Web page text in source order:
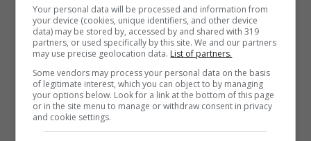
donne, ma che non è mai stata presente nel
romanzo di Jane Austin.
Your personal data will be processed and information from
your device (cookies, unique identifiers, and other device
data) may be stored by, accessed by and shared with 319
partners, or used specifically by this site. We and our partners
may use precise geolocation data. List of partners.
Some vendors may process your personal data on the basis
of legitimate interest, which you can object to by managing
your options below. Look for a link at the bottom of this page
or in the site menu to manage or withdraw consent in privacy
and cookie settings.